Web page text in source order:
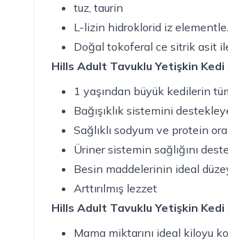
tuz, taurin
L-lizin hidroklorid iz elementle.
Doğal tokoferal ce sitrik asit
Hills Adult Tavuklu Yetişkin Kedi
1 yaşından büyük kedilerin
Bağışıklık sistemini
Sağlıklı sodyum ve protein
Üriner sistemin sağlığını
Besin maddelerinin ideal
Arttırılmış lezzet
Hills Adult Tavuklu Yetişkin Kedi
Mama miktarını ideal kiloyu